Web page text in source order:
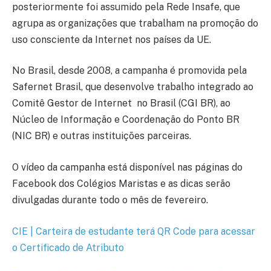
posteriormente foi assumido pela Rede Insafe, que
agrupa as organizações que trabalham na promoção do
uso consciente da Internet nos países da UE.
No Brasil, desde 2008, a campanha é promovida pela
Safernet Brasil, que desenvolve trabalho integrado ao
Comitê Gestor de Internet no Brasil (CGI BR), ao
Núcleo de Informação e Coordenação do Ponto BR
(NIC BR) e outras instituições parceiras.
O vídeo da campanha está disponível nas páginas do
Facebook dos Colégios Maristas e as dicas serão
divulgadas durante todo o mês de fevereiro.
CIE | Carteira de estudante terá QR Code para acessar
o Certificado de Atributo